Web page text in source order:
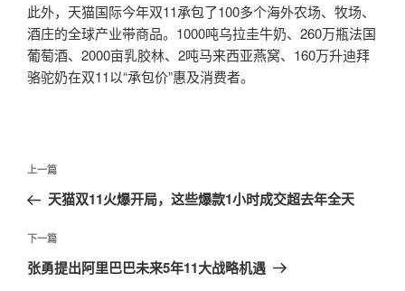
此外，天猫国际今年双11承包了100多个海外农场、牧场、
酒庄的全球产业带商品。1000吨乌拉圭牛奶、260万瓶法国
葡萄酒、2000亩乳胶林、2吨马来西亚燕窝、160万升迪拜
骆驼奶在双11以“承包价”惠及消费者。
文
导
航
上
一
文
章
上一篇
天猫双11火爆开局，这些爆款1小时成交超去年全天
下
一
下一篇
张勇提出阿里巴巴未来5年11大战略机遇